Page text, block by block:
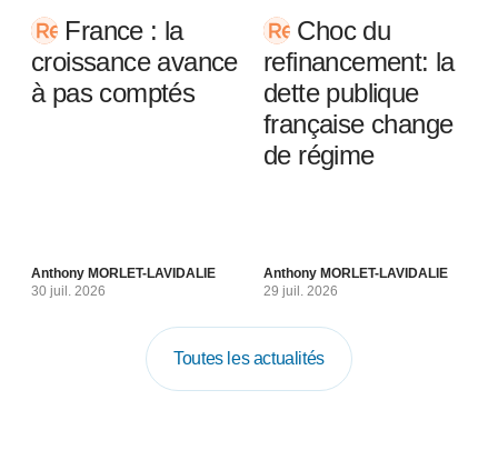
France : la
croissance avance
à pas comptés
Anthony MORLET-LAVIDALIE
30 juil. 2026
Choc du
refinancement: la
dette publique
française change
de régime
Anthony MORLET-LAVIDALIE
29 juil. 2026
Toutes les actualités